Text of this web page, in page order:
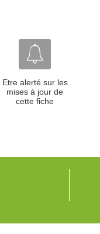
Etre alerté sur les
mises à jour de
cette fiche